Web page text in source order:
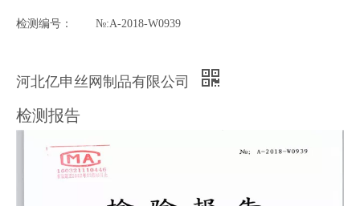
检测编号： №:A-2018-W0939
河北亿申丝网制品有限公司
检测报告